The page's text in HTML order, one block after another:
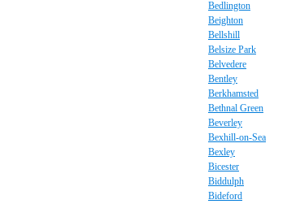
Bedlington
Beighton
Bellshill
Belsize Park
Belvedere
Bentley
Berkhamsted
Bethnal Green
Beverley
Bexhill-on-Sea
Bexley
Bicester
Biddulph
Bideford